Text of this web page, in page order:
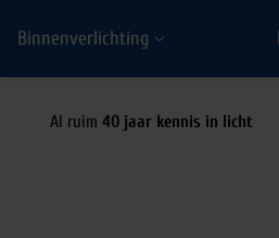
Binnenverlichting
Al ruim 40 jaar kennis in licht